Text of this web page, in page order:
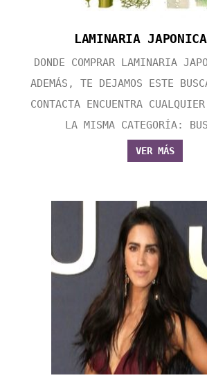
LAMINARIA
DONDE COMPRAR LAMINARIA
ADEMÁS, TE DEJAMOS ESTE
CONTACTA ENCUENTRA
LA MISMA CATEGORÍA:
VER MÁS